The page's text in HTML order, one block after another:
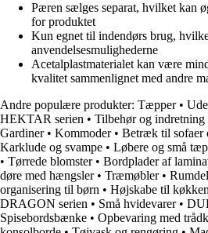
Pæren sælges separat, hvilket kan
for produktet
Kun egnet til indendørs brug,
anvendelsesmulighederne
Acetalplastmaterialet kan være
kvalitet sammenlignet med andre
Andre populære produkter: Tæpper•
HEKTAR serien • Tilbehør og
Gardiner• Kommoder• Betræk til sofaer
Karklude og svampe • Løbere og små
• Tørrede blomster• Bordplader af
døre med hængsler• Træmøbler•
organisering til børn • Højskabe til
DRAGON serien • Små hvidevarer•
Spisebordsbænke • Opbevaring med